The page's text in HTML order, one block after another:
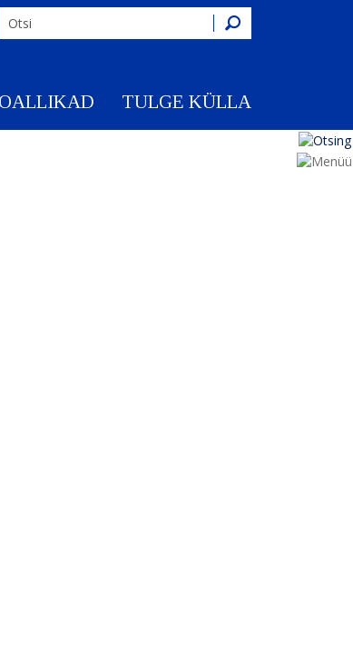
Otsing
TULGE KÜLLA